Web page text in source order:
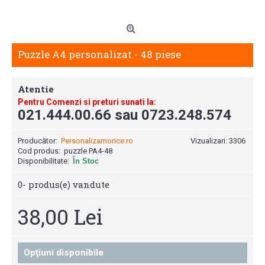
Puzzle A4 personalizat - 48 piese
Atentie
Pentru Comenzi si preturi sunati la:
021.444.00.66 sau 0723.248.574
Vizualizari: 3306
Producător: Personalizamorice.ro
Cod produs: puzzle PA4-48
Disponibilitate:
În Stoc
0- produs(e) vandute
38,00 Lei
Opţiuni disponibile